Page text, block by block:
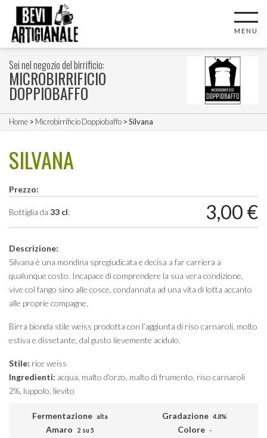
MENU
Sei nel negozio del birrificio:
MICROBIRRIFICIO
DOPPIOBAFFO
Home > Microbirrificio Doppiobaffo > Silvana
SILVANA
Prezzo:
Bottiglia da 33 cl: 3,00 €
Descrizione:
Silvana è una mondina spregiudicata e decisa a far carriera a
qualunque costo. Incapace di comprendere la sua vera condizione,
vive col fango sino alle cosce, condannata ad una vita di lotta accanto
alle proprie compagne.
Birra bionda stile weiss prodotta con l’aggiunta di riso carnaroli, molto
estiva e dissetante, dal gusto lievemente acidulo.
Stile: rice weiss
Ingredienti: acqua, malto d'orzo, malto di frumento, riso carnaroli
2%, luppolo, lievito
Fermentazione alta Gradazione 4.8%
Amaro 2 su 5 Colore -